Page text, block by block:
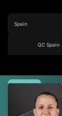
QC Spain
Durchschnitt